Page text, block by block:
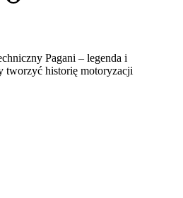
Pagani – legenda i
tworzyć historię motoryzacji